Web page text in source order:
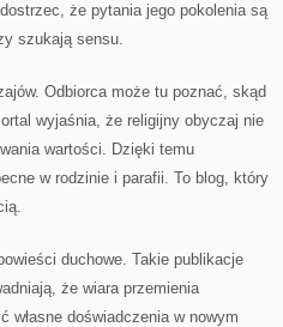
że pytania jego pokolenia są
szukają sensu.
Odbiorca może tu poznać, skąd
wyjaśnia, że religijny obyczaj nie
wartości. Dzięki temu
w rodzinie i parafii. To blog, który
duchowe. Takie publikacje
że wiara przemienia
doświadczenia w nowym